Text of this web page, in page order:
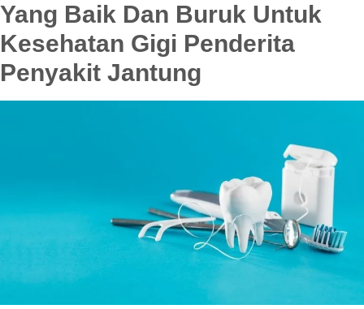
Yang Baik Dan Buruk Untuk
Kesehatan Gigi Penderita
Penyakit Jantung